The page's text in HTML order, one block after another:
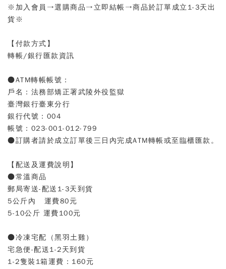
※加入會員→選購商品→立即結帳→商品於訂單成立1-3天出
貨※
【付款方式】
轉帳/銀行匯款資訊
●ATM轉帳帳號：
戶名：法務部矯正署武陵外役監獄
臺灣銀行臺東分行
銀行代號：004
帳號：023-001-012-799
●訂購者請於成立訂單後三日內完成ATM轉帳或至臨櫃匯款。
【配送及運費說明】
●常溫商品
郵局寄送-配送1-3天到貨
5公斤內 運費80元
5-10公斤 運費100元
●冷凍宅配（黑羽土雞）
宅急便-配送1-2天到貨
1-2隻裝1箱運費：160元